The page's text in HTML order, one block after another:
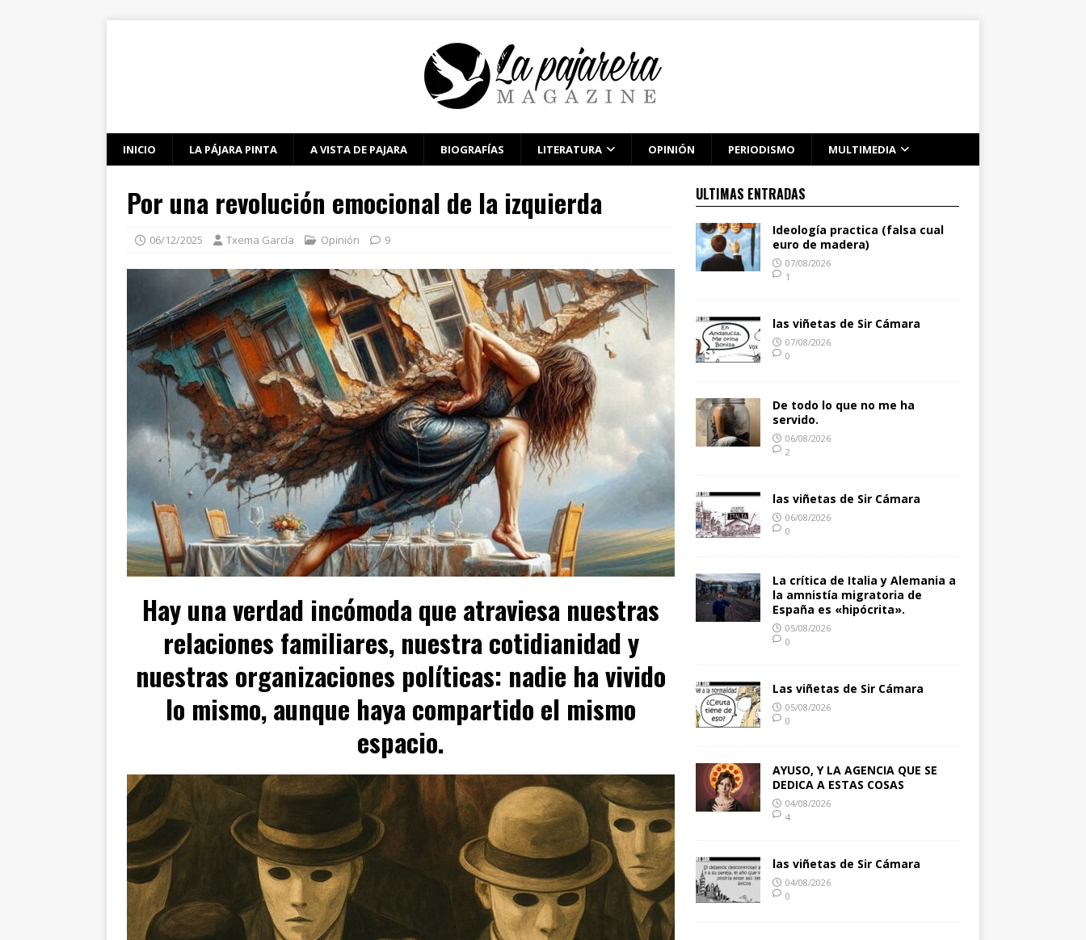
INICIO LA PÁJARA PINTA A VISTA DE PAJARA BIOGRAFÍAS LITERATURA OPINIÓN PERIODISMO MULTIMEDIA
Por una revolución emocional de la izquierda
06/12/2025 Txema García Opinión 9
Hay una verdad incómoda que atraviesa nuestras
relaciones familiares, nuestra cotidianidad y
nuestras organizaciones políticas: nadie ha vivido
lo mismo, aunque haya compartido el mismo
espacio.
ULTIMAS ENTRADAS
Ideología practica (falsa cual
euro de madera)
07/08/2026
1
las viñetas de Sir Cámara
07/08/2026
0
De todo lo que no me ha
servido.
06/08/2026
2
las viñetas de Sir Cámara
06/08/2026
0
La crítica de Italia y Alemania a
la amnistía migratoria de
España es «hipócrita».
05/08/2026
0
Las viñetas de Sir Cámara
05/08/2026
0
AYUSO, Y LA AGENCIA QUE SE
DEDICA A ESTAS COSAS
04/08/2026
4
las viñetas de Sir Cámara
04/08/2026
0